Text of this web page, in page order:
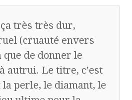
très très dur,
(cruauté envers
que de donner le
autrui. Le titre, c’est
la perle, le diamant, le